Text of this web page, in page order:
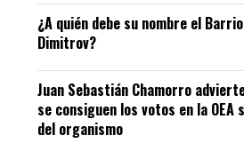
¿A quién debe su nombre el
Dimitrov?
Juan Sebastián Chamorro
se consiguen los votos en la OEA
del organismo